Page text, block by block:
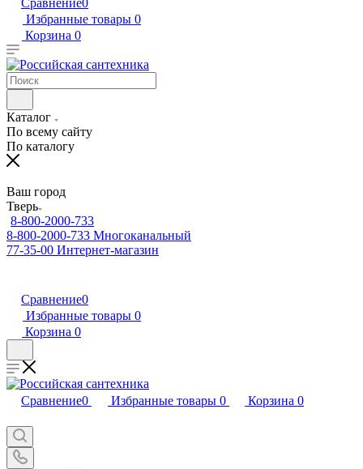
Сравнение0
Избранные товары 0
Корзина 0
Каталог
По всему сайту
По каталогу
Ваш город
Тверь
8-800-2000-733
8-800-2000-733 Многоканальный
77-35-00 Интернет-магазин
Сравнение0
Избранные товары 0
Корзина 0
Сравнение0 Избранные товары 0 Корзина 0